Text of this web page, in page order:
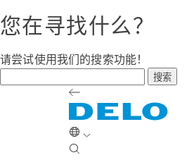
您在寻找什么？
请尝试使用我们的搜索功能！
搜索